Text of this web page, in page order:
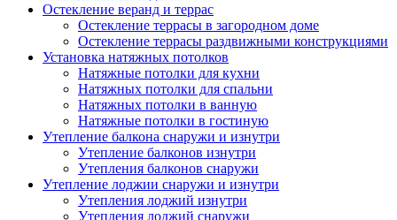
Остекление веранд и террас
Остекление террасы в загородном доме
Остекление террасы раздвижными конструкциями
Установка натяжных потолков
Натяжные потолки для кухни
Натяжных потолки для спальни
Натяжных потолки в ванную
Натяжные потолки в гостиную
Утепление балкона снаружи и изнутри
Утепление балконов изнутри
Утепления балконов снаружи
Утепление лоджии снаружи и изнутри
Утепления лоджий изнутри
Утепления лоджий снаружи